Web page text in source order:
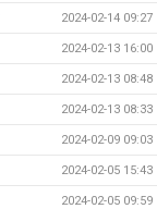
2024-02-14 09:27
2024-02-13 16:00
2024-02-13 08:48
2024-02-13 08:33
2024-02-09 09:03
2024-02-05 15:43
2024-02-05 09:59